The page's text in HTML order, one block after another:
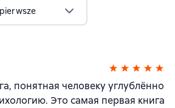
понятная человеку углублённо
Это самая первая книга